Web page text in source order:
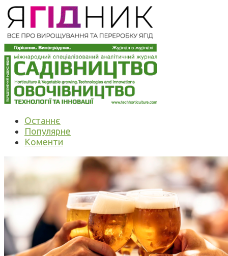
Останнє
Популярне
Коменти